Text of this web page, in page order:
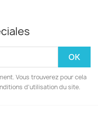
Vous trouverez pour cela
d'utilisation du site.